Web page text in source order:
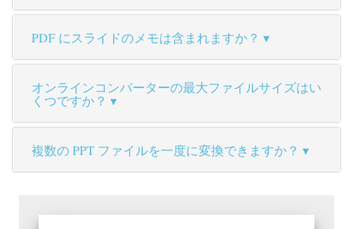
PDF にスライドのメモは含まれますか？
オンラインコンバーターの最大ファイルサイズはい
くつですか？
複数の PPT ファイルを一度に変換できますか？